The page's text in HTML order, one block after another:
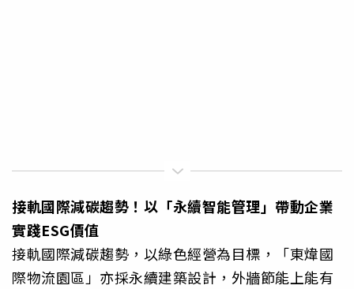
接軌國際減碳趨勢！以「永續智能管理」帶動企業
實踐ESG價值
接軌國際減碳趨勢，以綠色經營為目標，「東煒國
際物流園區」亦採永續建築設計，外牆節能上能有